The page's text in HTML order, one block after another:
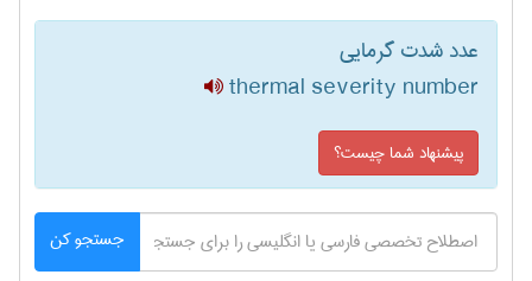
عدد شدت گرمایی
thermal severity number
پیشنهاد شما چیست؟
جستجو کن